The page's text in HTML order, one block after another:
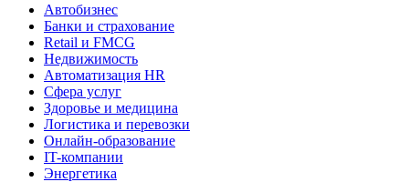
Автобизнес
Банки и страхование
Retail и FMCG
Недвижимость
Автоматизация HR
Сфера услуг
Здоровье и медицина
Логистика и перевозки
Онлайн-образование
IT-компании
Энергетика